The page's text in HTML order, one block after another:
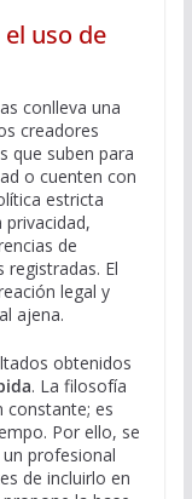
uso de
conlleva una
creadores
que suben para
o cuenten con
estricta
de
El
legal y
ajena.
obtenidos
. La filosofía
constante; es
Por ello, se
profesional
de incluirlo en